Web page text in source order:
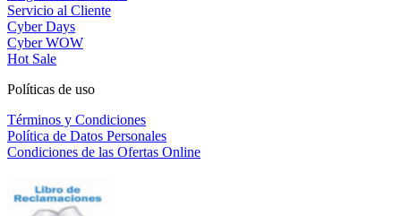
Servicio al Cliente
Cyber Days
Cyber WOW
Hot Sale
Políticas de uso
Términos y Condiciones
Política de Datos Personales
Condiciones de las Ofertas Online